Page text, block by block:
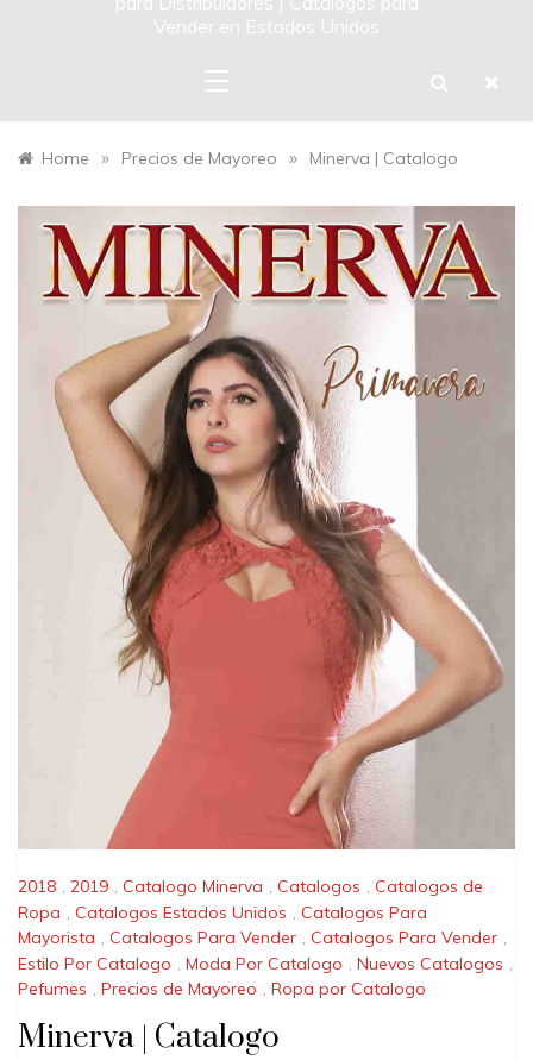
Vender en Estados Unidos
Home » Precios de Mayoreo » Minerva | Catalogo
2018 , 2019 , Catalogo Minerva , Catalogos , Catalogos de
Ropa , Catalogos Estados Unidos , Catalogos Para
Mayorista , Catalogos Para Vender , Catalogos Para Vender ,
Estilo Por Catalogo , Moda Por Catalogo , Nuevos Catalogos ,
Pefumes , Precios de Mayoreo , Ropa por Catalogo
Minerva | Catalogo